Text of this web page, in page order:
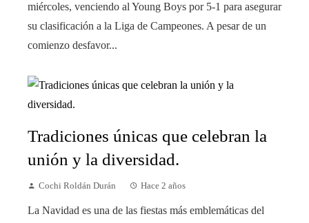
miércoles, venciendo al Young Boys por 5-1 para asegurar
su clasificación a la Liga de Campeones. A pesar de un
comienzo desfavor...
Tradiciones únicas que celebran la
unión y la diversidad.
Cochi Roldán Durán Hace 2 años
La Navidad es una de las fiestas más emblemáticas del